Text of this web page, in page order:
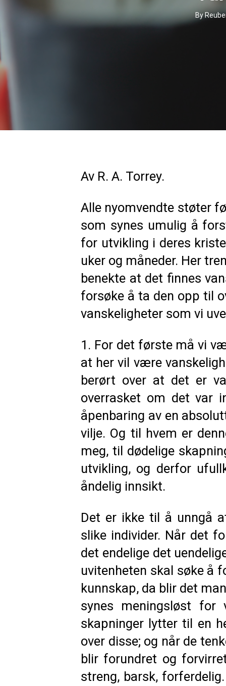
By
Av R. A. Torrey.
Alle nyomvendte støter
som synes umulig å
for utvikling i deres
uker og måneder. Her
benekte at det finnes
forsøke å ta den opp til
vanskeligheter som vi
1. For det første må vi
at her vil være
berørt over at det er
overrasket om det var
åpenbaring av en
vilje. Og til hvem er
meg, til dødelige
utvikling, og derfor
åndelig innsikt.
Det er ikke til å unngå
slike individer. Når det
det endelige det
uvitenheten skal søke å
kunnskap, da blir det
synes meningsløst for
skapninger lytter til en
over disse; og når de
blir forundret og
streng, barsk,